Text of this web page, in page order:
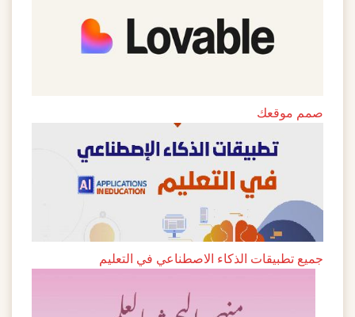
صمم موقعك
جميع تطبيقات الذكاء الاصطناعي في التعليم